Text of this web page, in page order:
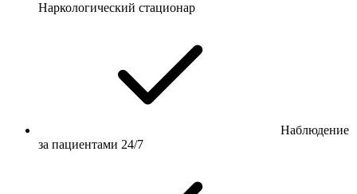
Наркологический стационар
Наблюдение
за пациентами 24/7